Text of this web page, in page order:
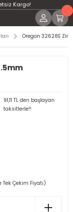
Kargo!
Oregon 32628E
91,11 TL den başlayan
taksitlerle!!
Tek Çekim Fiyatı)